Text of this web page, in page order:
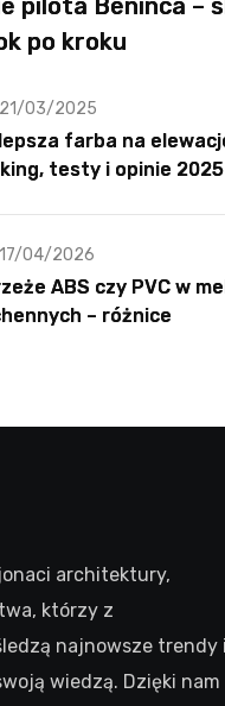
pilota Beninca –
po kroku
21/03/2025
farba na
testy i opinie 2025
17/04/2026
ABS czy PVC w
– różnice
architektury,
którzy z
najnowsze trendy i
wiedzą. Dzięki nam